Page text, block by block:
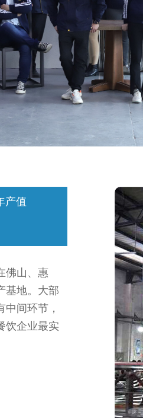
产值
佛山、惠
基地。大部
间环节，
饮企业最实